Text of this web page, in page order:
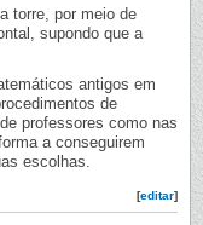
torre, por meio de
supondo que a
antigos em
de
professores como nas
a conseguirem
escolhas.
[editar]